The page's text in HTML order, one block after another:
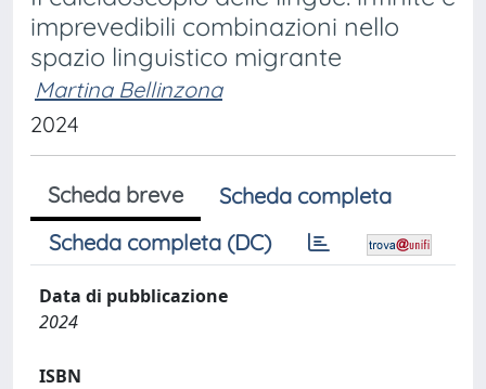
imprevedibili combinazioni nello
spazio linguistico migrante
Martina Bellinzona
2024
Scheda breve
Scheda completa
Scheda completa (DC)
Data di pubblicazione
2024
ISBN